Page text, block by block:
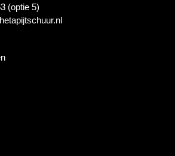
(optie 5)